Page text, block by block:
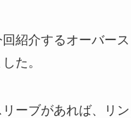
回紹介するオーバー
た。
ーブがあれば、リ